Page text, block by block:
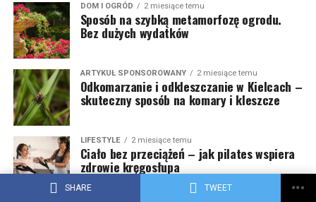
SHARE TWEET
DOM I OGRÓD 2 miesiące temu
Sposób na szybką metamorfozę ogrodu.
Bez dużych wydatków
ARTYKUŁ SPONSOROWANY 2 miesiące temu
Odkomarzanie i odkleszczanie w Kielcach –
skuteczny sposób na komary i kleszcze
LIFESTYLE 2 miesiące temu
Ciało bez przeciążeń – jak pilates wspiera
zdrowie kręgosłupa